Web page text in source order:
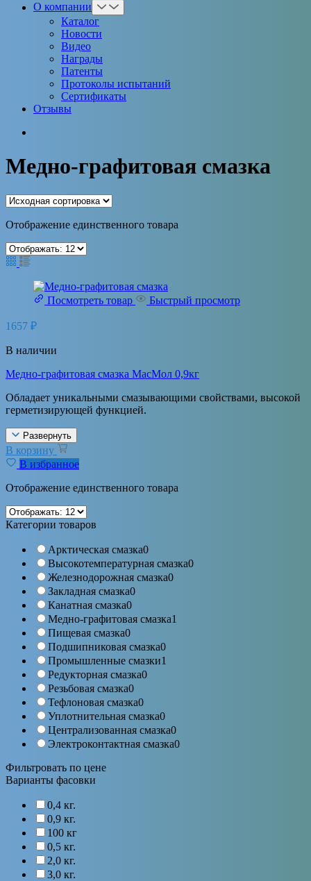
О компании
Каталог
Новости
Видео
Награды
Патенты
Протоколы испытаний
Сертификаты
Отзывы
Медно-графитовая смазка
Отображение единственного товара
Посмотреть товар Быстрый просмотр
1657 ₽
В наличии
Медно-графитовая смазка МасМол 0,9кг
Обладает уникальными смазывающими свойствами, высокой
герметизирующей функцией.
Развернуть
В корзину
В избранное
Отображение единственного товара
Категории товаров
Арктическая смазка0
Высокотемпературная смазка0
Железнодорожная смазка0
Закладная смазка0
Канатная смазка0
Медно-графитовая смазка1
Пищевая смазка0
Подшипниковая смазка0
Промышленные смазки1
Редукторная смазка0
Резьбовая смазка0
Тефлоновая смазка0
Уплотнительная смазка0
Централизованная смазка0
Электроконтактная смазка0
Фильтровать по цене
Варианты фасовки
0,4 кг.
0,9 кг.
100 кг
0,5 кг.
2,0 кг.
3,0 кг.